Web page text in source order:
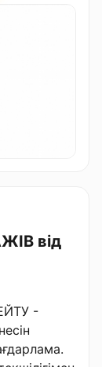
від
-